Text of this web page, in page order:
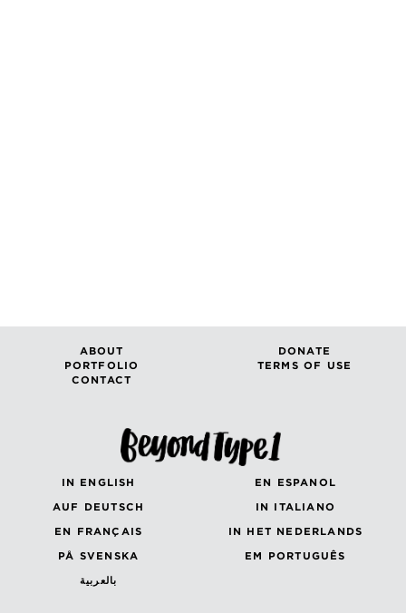
ABOUT
DONATE
PORTFOLIO
TERMS OF USE
CONTACT
IN ENGLISH
EN ESPANOL
AUF DEUTSCH
IN ITALIANO
EN FRANÇAIS
IN HET NEDERLANDS
PÅ SVENSKA
EM PORTUGUÊS
بالعربية